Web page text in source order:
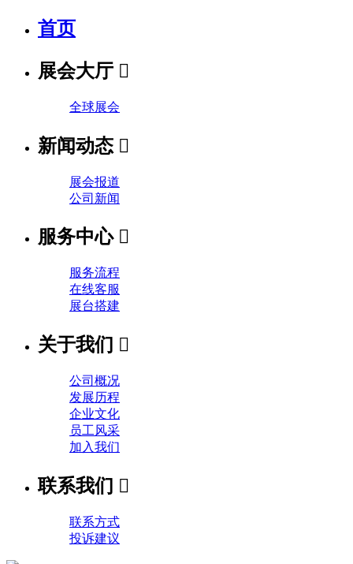
首页
展会大厅 
全球展会
新闻动态 
展会报道
公司新闻
服务中心 
服务流程
在线客服
展台搭建
关于我们 
公司概况
发展历程
企业文化
员工风采
加入我们
联系我们 
联系方式
投诉建议